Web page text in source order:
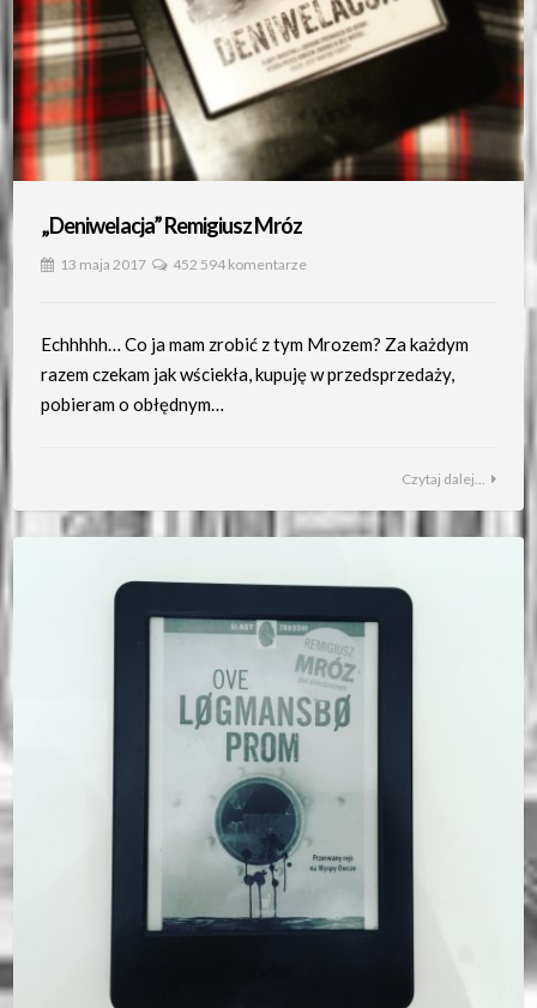
„Deniwelacja” Remigiusz Mróz
13 maja 2017 452 594 komentarze
Echhhhh… Co ja mam zrobić z tym Mrozem? Za każdym
razem czekam jak wściekła, kupuję w przedsprzedaży,
pobieram o obłędnym…
Czytaj dalej...